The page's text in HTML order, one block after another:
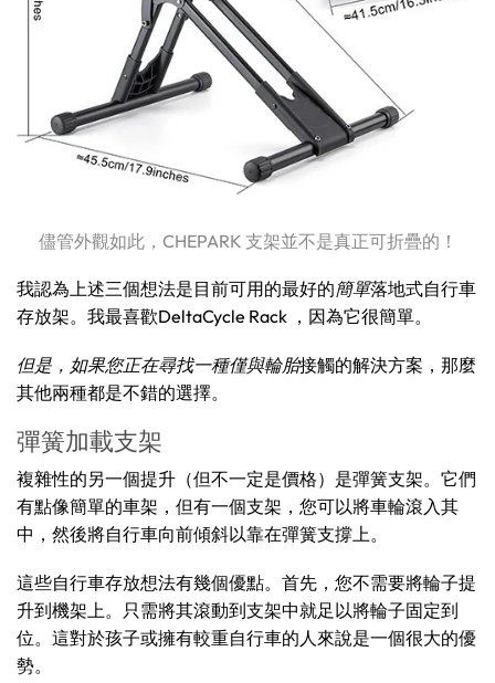
儘管外觀如此，CHEPARK 支架並不是真正可折疊的！
我認為上述三個想法是目前可用的最好的簡單落地式自行車
存放架。我最喜歡DeltaCycle Rack ，因為它很簡單。
但是，如果您正在尋找一種僅與輪胎接觸的解決方案，那麼
其他兩種都是不錯的選擇。
彈簧加載支架
複雜性的另一個提升（但不一定是價格）是彈簧支架。它們
有點像簡單的車架，但有一個支架，您可以將車輪滾入其
中，然後將自行車向前傾斜以靠在彈簧支撐上。
這些自行車存放想法有幾個優點。首先，您不需要將輪子提
升到機架上。只需將其滾動到支架中就足以將輪子固定到
位。這對於孩子或擁有較重自行車的人來說是一個很大的優
勢。